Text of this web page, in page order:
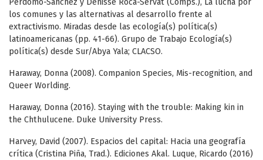
Perdomo-Sánchez y Denisse Roca-Servat (Comps.), La lucha por
los comunes y las alternativas al desarrollo frente al
extractivismo. Miradas desde las ecología(s) política(s)
latinoamericanas (pp. 41-66). Grupo de Trabajo Ecología(s)
política(s) desde Sur/Abya Yala; CLACSO.
Haraway, Donna (2008). Companion Species, Mis-recognition, and
Queer Worlding.
Haraway, Donna (2016). Staying with the trouble: Making kin in
the Chthulucene. Duke University Press.
Harvey, David (2007). Espacios del capital: Hacia una geografía
crítica (Cristina Piña, Trad.). Ediciones Akal. Luque, Ricardo (2016)